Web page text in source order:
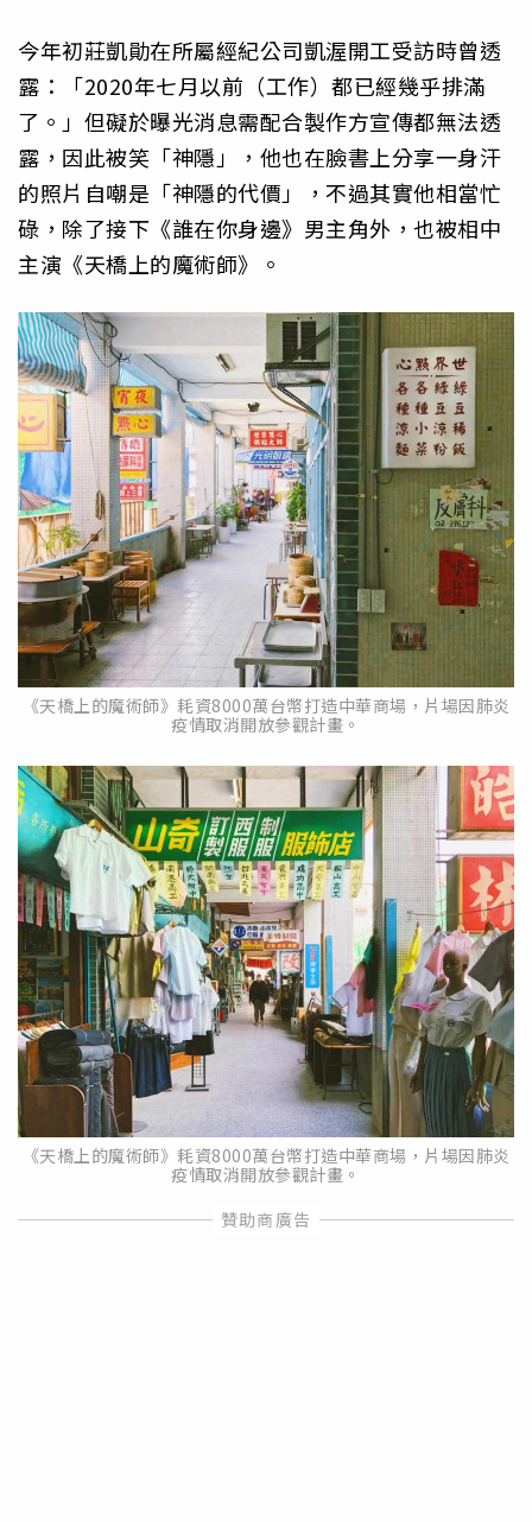
今年初莊凱勛在所屬經紀公司凱渥開工受訪時曾透
露：「2020年七月以前（工作）都已經幾乎排滿
了。」但礙於曝光消息需配合製作方宣傳都無法透
露，因此被笑「神隱」，他也在臉書上分享一身汗
的照片自嘲是「神隱的代價」，不過其實他相當忙
碌，除了接下《誰在你身邊》男主角外，也被相中
主演《天橋上的魔術師》。
《天橋上的魔術師》耗資8000萬台幣打造中華商場，片場因肺炎
疫情取消開放參觀計畫。
《天橋上的魔術師》耗資8000萬台幣打造中華商場，片場因肺炎
疫情取消開放參觀計畫。